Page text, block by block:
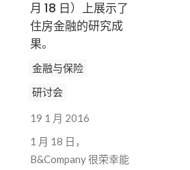
月 18 日）上展示了
住房金融的研究成
果。
金融与保险
研讨会
19 1 月 2016
1 月 18 日，
B&Company 很荣幸能